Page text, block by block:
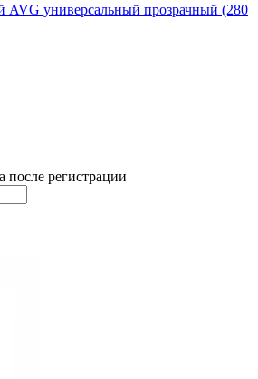
AVG универсальный прозрачный (280
после регистрации